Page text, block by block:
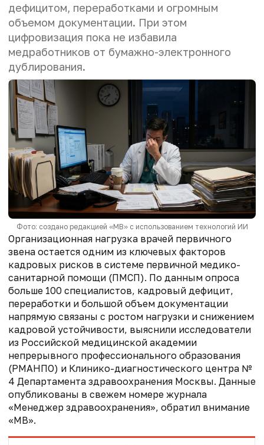
дефицитом, переработками и огромным
объемом документации. При этом
цифровизация пока не избавила
медработников от бумажно-электронного
дублирования.
Фото: создано редакцией «МВ» с использованием технологий ИИ
Организационная нагрузка врачей первичного
звена остается одним из ключевых факторов
кадровых рисков в системе первичной медико-
санитарной помощи (ПМСП). По данным опроса
больше 100 специалистов, кадровый дефицит,
переработки и большой объем документации
напрямую связаны с ростом нагрузки и снижением
кадровой устойчивости, выяснили исследователи
из Российской медицинской академии
непрерывного профессионального образования
(РМАНПО) и Клинико-диагностического центра №
4 Департамента здравоохранения Москвы. Данные
опубликованы в свежем номере журнала
«Менеджер здравоохранения», обратил внимание
«МВ».